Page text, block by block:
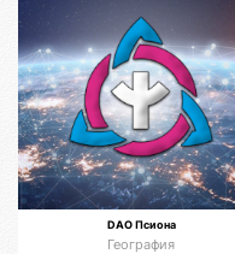
DAO Псиона
География